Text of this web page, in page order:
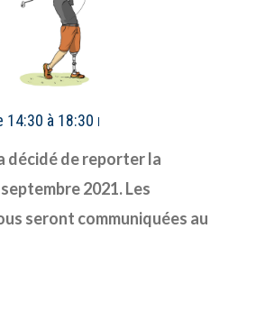
14:30 à 18:30
décidé de reporter la
2021. Les
seront communiquées au